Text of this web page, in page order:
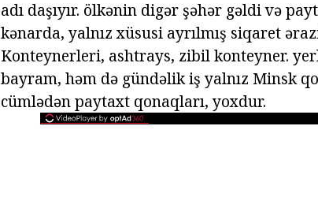
adı daşıyır. ölkənin digər şəhər gəldi və
kənarda, yalnız xüsusi ayrılmış siqaret
Konteynerleri, ashtrays, zibil konteyner.
bayram, həm də gündəlik iş yalnız Minsk
cümlədən paytaxt qonaqları, yoxdur.